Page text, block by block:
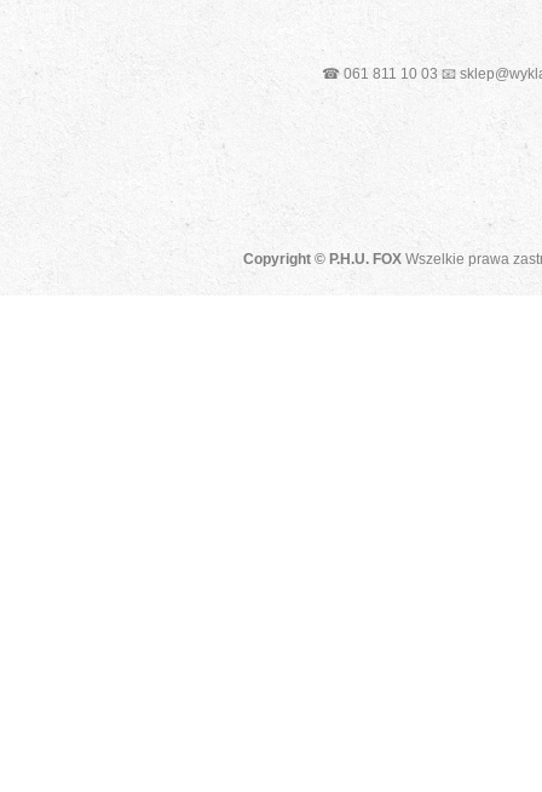
☎ 061 811 10 03 📧
Copyright © P.H.U. FOX Wszelkie prawa